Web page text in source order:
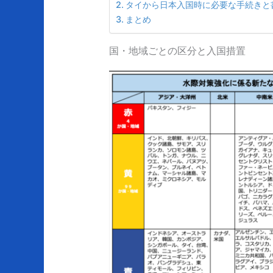
タイから日本入国時に必要な手続きと
まとめ
国・地域ごとの区分と入国措置